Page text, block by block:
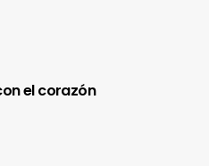
el corazón